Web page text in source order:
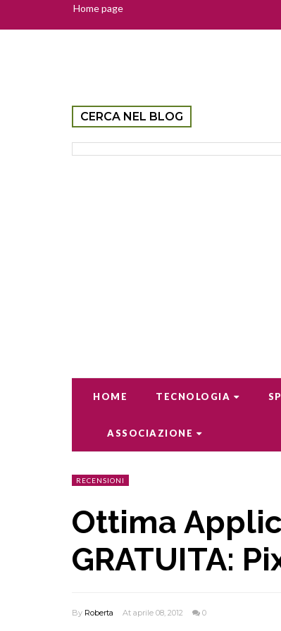
Home page
CERCA NEL BLOG
HOME TECNOLOGIA
ASSOCIAZIONE
RECENSIONI
Ottima
GRATUITA:
By Roberta At aprile 08, 2012 0